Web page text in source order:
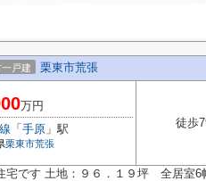
戸建 栗東市荒張
万円
「 手原 」駅
栗東市荒張
徒歩
宅です 土地：９６．１９坪 全居室